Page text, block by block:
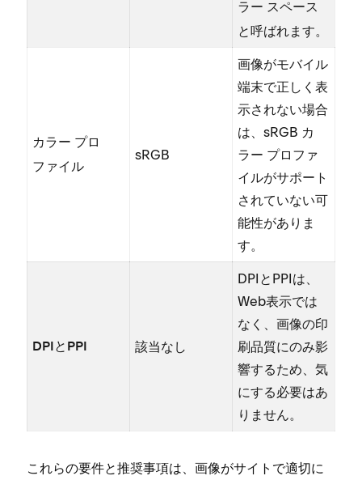
ラ⁠ー スペ⁠ース
と呼ばれます⁠。
カラ⁠ー プロ
フ⁠ァイル
sRGB
画像がモバイル
端末で正しく表
示されない場合
は⁠、sRGB カ
ラ⁠ー プロフ⁠ァ
イルがサポ⁠ート
されていない可
能性がありま
す⁠。
DPIとPPI 該当なし
DPIとPPIは⁠、
Web表示では
なく⁠、画像の印
刷品質にのみ影
響するため⁠、気
にする必要はあ
りません⁠。
これらの要件と推奨事項は⁠、画像がサイトで適切に